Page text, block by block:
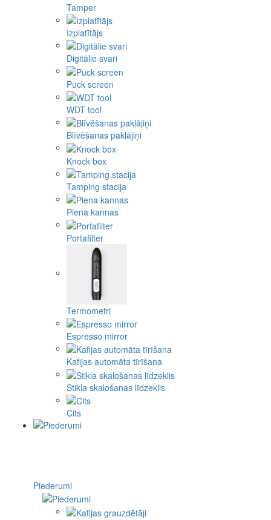
Tamper
Izplatītājs
Digitālie svari
Puck screen
WDT tool
Blīvēšanas paklājiņi
Knock box
Tamping stacija
Piena kannas
Portafilter
Termometri
Espresso mirror
Kafijas automāta tīrīšana
Stikla skalošanas līdzeklis
Cits
Piederumi